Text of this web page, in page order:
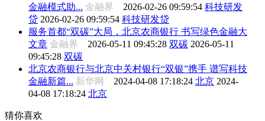
金融模式助... 金融界 2026-02-26 09:59:54 科技研发
贷 2026-02-26 09:59:54 科技研发贷
服务首都“双碳”大局，北京农商银行 书写绿色金融大
文章 金融界 2026-05-11 09:45:28 双碳 2026-05-11
09:45:28 双碳
北京农商银行与北京中关村银行“双银”携手 谱写科技
金融新篇... 新华网 2024-04-08 17:18:24 北京 2024-
04-08 17:18:24 北京
猜你喜欢